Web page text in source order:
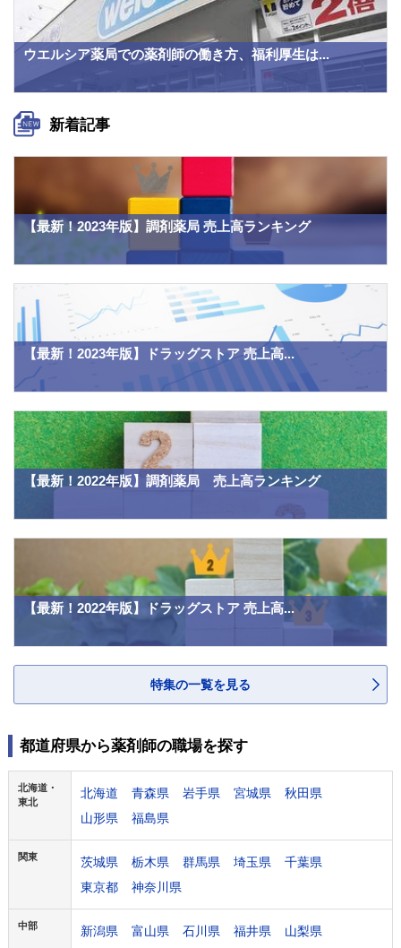
ウエルシア薬局での薬剤師の働き方、福利厚生は...
新着記事
【最新！2023年版】調剤薬局 売上高ランキング
【最新！2023年版】ドラッグストア 売上高...
【最新！2022年版】調剤薬局 売上高ランキング
【最新！2022年版】ドラッグストア 売上高...
特集の一覧を見る
都道府県から薬剤師の職場を探す
北海道・
東北
北海道 青森県 岩手県 宮城県
秋田県
山形県
福島県
関東 茨城県 栃木県 群馬県 埼玉県
千葉県
東京都
神奈川県
中部 新潟県 富山県 石川県 福井県
山梨県